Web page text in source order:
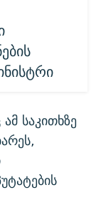
საკითხზე